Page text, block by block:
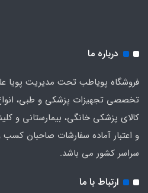
درباره ما
فروشگاه پویاطب تحت مدیریت پویا
تخصصی تجهیزات پزشکی و طبی،
و اعتبار آماده سفارشات صاحبان کسب
سراسر کشور می باشد.
ارتباط با ما